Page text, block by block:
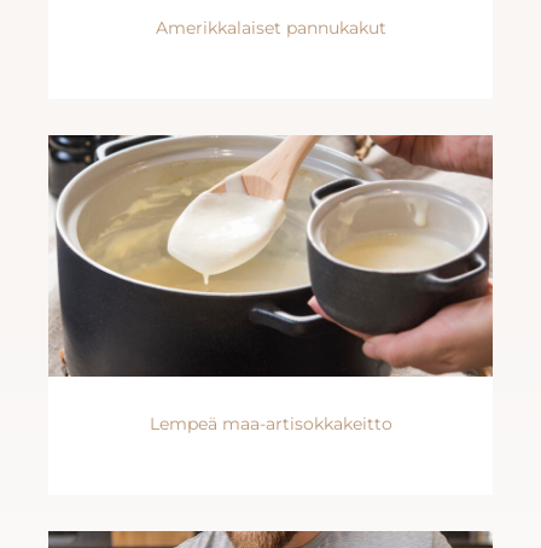
Amerikkalaiset pannukakut
Lempeä maa-artisokkakeitto